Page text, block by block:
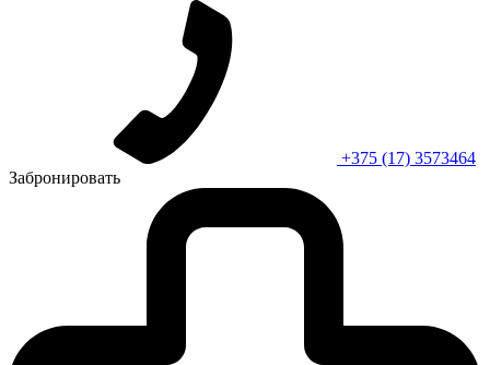
+375 (17) 3573464
Забронировать